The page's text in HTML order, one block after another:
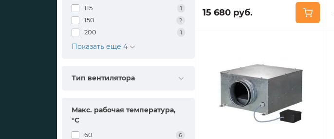
115 1
150 2
200 1
Показать еще 4
Тип вентилятора
Макс. рабочая температура,
°С
60 6
15 680 руб.